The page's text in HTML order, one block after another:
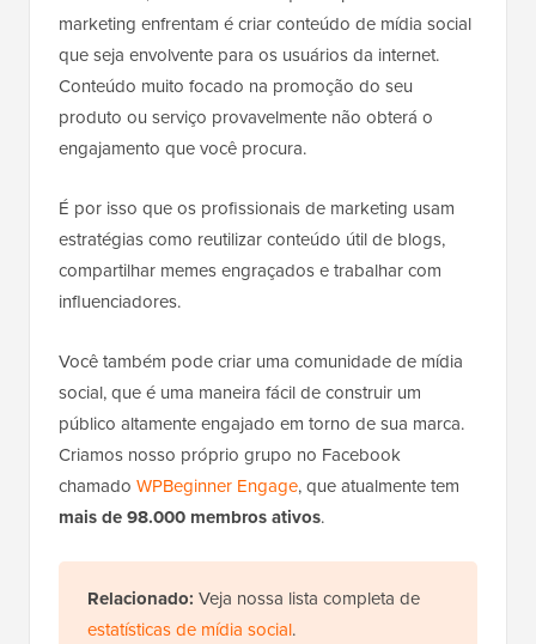
marketing enfrentam é criar conteúdo de mídia social
que seja envolvente para os usuários da internet.
Conteúdo muito focado na promoção do seu
produto ou serviço provavelmente não obterá o
engajamento que você procura.
É por isso que os profissionais de marketing usam
estratégias como reutilizar conteúdo útil de blogs,
compartilhar memes engraçados e trabalhar com
influenciadores.
Você também pode criar uma comunidade de mídia
social, que é uma maneira fácil de construir um
público altamente engajado em torno de sua marca.
Criamos nosso próprio grupo no Facebook
chamado WPBeginner Engage, que atualmente tem
mais de 98.000 membros ativos.
Relacionado: Veja nossa lista completa de
estatísticas de mídia social.